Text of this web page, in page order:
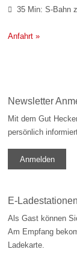
 35 Min: S-Bahn
Anfahrt »
Newsletter
Mit dem Gut
persönlich
Anmelden
E-Ladestationen
Als Gast können
Am Empfang
Ladekarte.